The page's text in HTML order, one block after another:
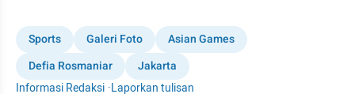
Sports Galeri Foto
Asian Games
Defia Rosmaniar
Jakarta
Informasi Redaksi ·Laporkan tulisan